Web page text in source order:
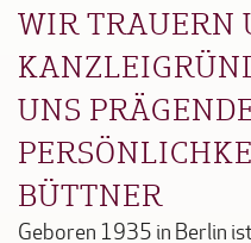
WIR TRAUERN
UNS
BÜTTNER
Geboren 1935 in Berlin